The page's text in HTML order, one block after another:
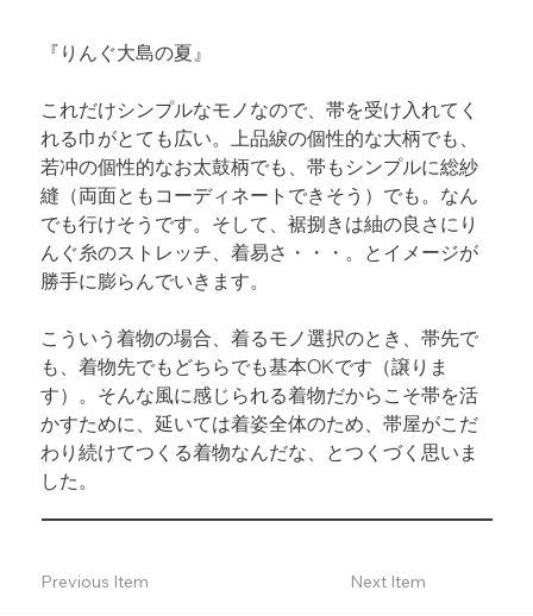
『りんぐ大島の夏』
これだけシンプルなモノなので、帯を受け入れてく
れる巾がとても広い。上品綟の個性的な大柄でも、
若冲の個性的なお太鼓柄でも、帯もシンプルに総紗
縫（両面ともコーディネートできそう）でも。なん
でも行けそうです。そして、裾捌きは紬の良さにり
んぐ糸のストレッチ、着易さ・・・。とイメージが
勝手に膨らんでいきます。
こういう着物の場合、着るモノ選択のとき、帯先で
も、着物先でもどちらでも基本OKです（譲りま
す）。そんな風に感じられる着物だからこそ帯を活
かすために、延いては着姿全体のため、帯屋がこだ
わり続けてつくる着物なんだな、とつくづく思いま
した。
Next Item
Previous Item